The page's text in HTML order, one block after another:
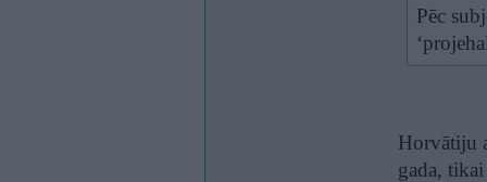
Pēc
Horvātiju
gada,